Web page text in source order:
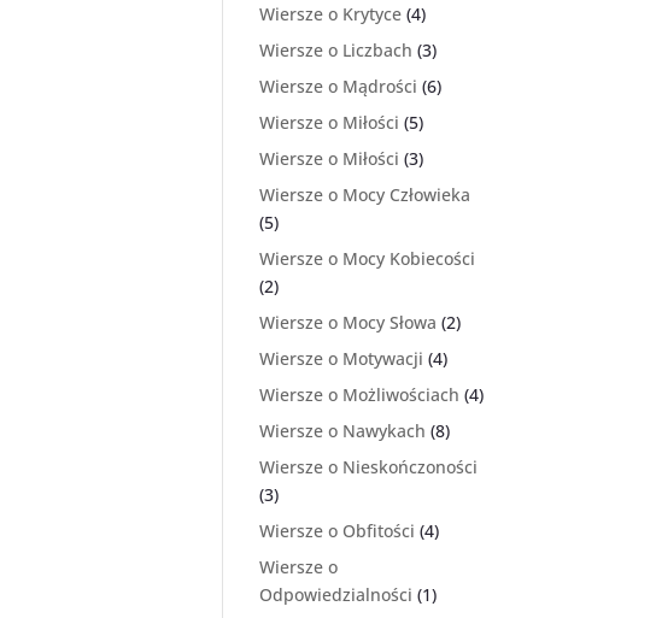
Wiersze o Krytyce (4)
Wiersze o Liczbach (3)
Wiersze o Mądrości (6)
Wiersze o Miłości (5)
Wiersze o Miłości (3)
Wiersze o Mocy Człowieka
(5)
Wiersze o Mocy Kobiecości
(2)
Wiersze o Mocy Słowa (2)
Wiersze o Motywacji (4)
Wiersze o Możliwościach (4)
Wiersze o Nawykach (8)
Wiersze o Nieskończoności
(3)
Wiersze o Obfitości (4)
Wiersze o
Odpowiedzialności (1)